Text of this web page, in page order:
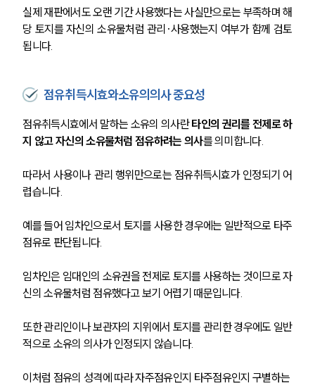
실제 재판에서도 오랜 기간 사용했다는 사실만으로는 부족하며 해
당 토지를 자신의 소유물처럼 관리·사용했는지 여부가 함께 검토
됩니다.
점유취득시효와소유의의사 중요성
점유취득시효에서 말하는 소유의 의사란 타인의 권리를 전제로 하
지 않고 자신의 소유물처럼 점유하려는 의사를 의미합니다.
따라서 사용이나 관리 행위만으로는 점유취득시효가 인정되기 어
렵습니다.
예를 들어 임차인으로서 토지를 사용한 경우에는 일반적으로 타주
점유로 판단됩니다.
임차인은 임대인의 소유권을 전제로 토지를 사용하는 것이므로 자
신의 소유물처럼 점유했다고 보기 어렵기 때문입니다.
또한 관리인이나 보관자의 지위에서 토지를 관리한 경우에도 일반
적으로 소유의 의사가 인정되지 않습니다.
이처럼 점유의 성격에 따라 자주점유인지 타주점유인지 구별하는